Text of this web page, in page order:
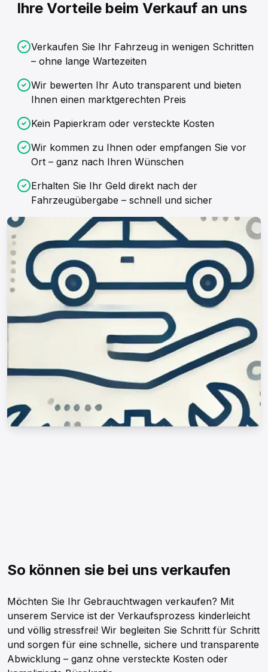
Ihre Vorteile beim Verkauf an uns
Verkaufen Sie Ihr Fahrzeug in wenigen Schritten
– ohne lange Wartezeiten
Wir bewerten Ihr Auto transparent und bieten
Ihnen einen marktgerechten Preis
Kein Papierkram oder versteckte Kosten
Wir kommen zu Ihnen oder empfangen Sie vor
Ort – ganz nach Ihren Wünschen
Erhalten Sie Ihr Geld direkt nach der
Fahrzeugübergabe – schnell und sicher
So können sie bei uns verkaufen
Möchten Sie Ihr Gebrauchtwagen verkaufen? Mit
unserem Service ist der Verkaufsprozess kinderleicht
und völlig stressfrei! Wir begleiten Sie Schritt für Schritt
und sorgen für eine schnelle, sichere und transparente
Abwicklung – ganz ohne versteckte Kosten oder